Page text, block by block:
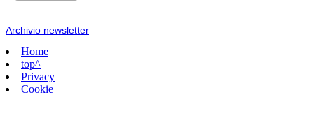
Archivio newsletter
Home
top^
Privacy
Cookie